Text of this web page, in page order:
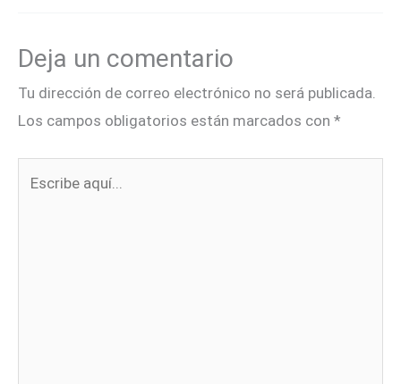
Deja un comentario
Tu dirección de correo electrónico no será publicada.
Los campos obligatorios están marcados con *